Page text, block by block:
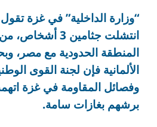
“وزارة الداخلية” في غزة
انتشلت جثامين 3
المنطقة الحدودية مع مصر،
الألمانية فإن لجنة القوى
وفصائل المقاومة في غزة
برشهم بغازات سامة.